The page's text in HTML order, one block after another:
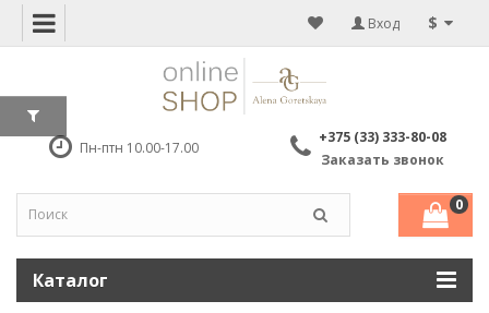
$
Вход
Пн-птн 10.00-17.00
+375 (33) 333-80-08
Заказать звонок
0
Каталог